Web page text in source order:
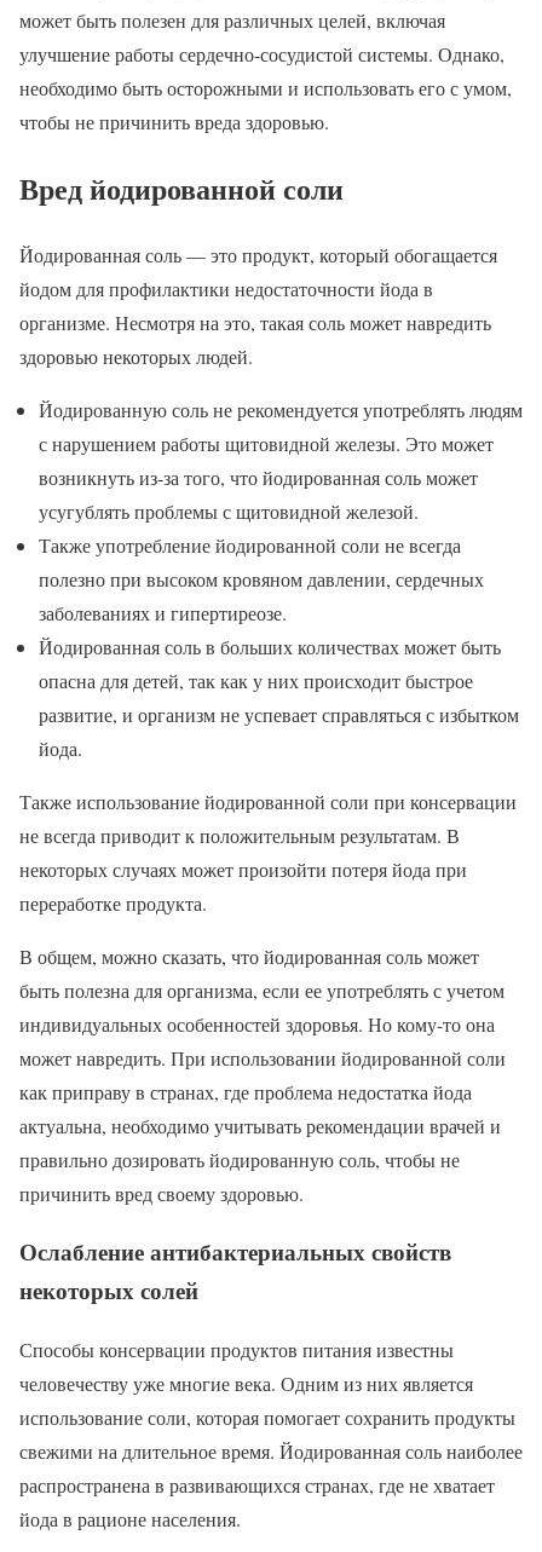
может быть полезен для различных целей, включая
улучшение работы сердечно-сосудистой системы. Однако,
необходимо быть осторожными и использовать его с умом,
чтобы не причинить вреда здоровью.
Вред йодированной соли
Йодированная соль — это продукт, который обогащается
йодом для профилактики недостаточности йода в
организме. Несмотря на это, такая соль может навредить
здоровью некоторых людей.
Йодированную соль не рекомендуется употреблять людям
с нарушением работы щитовидной железы. Это может
возникнуть из-за того, что йодированная соль может
усугублять проблемы с щитовидной железой.
Также употребление йодированной соли не всегда
полезно при высоком кровяном давлении, сердечных
заболеваниях и гипертиреозе.
Йодированная соль в больших количествах может быть
опасна для детей, так как у них происходит быстрое
развитие, и организм не успевает справляться с избытком
йода.
Также использование йодированной соли при консервации
не всегда приводит к положительным результатам. В
некоторых случаях может произойти потеря йода при
переработке продукта.
В общем, можно сказать, что йодированная соль может
быть полезна для организма, если ее употреблять с учетом
индивидуальных особенностей здоровья. Но кому-то она
может навредить. При использовании йодированной соли
как приправу в странах, где проблема недостатка йода
актуальна, необходимо учитывать рекомендации врачей и
правильно дозировать йодированную соль, чтобы не
причинить вред своему здоровью.
Ослабление антибактериальных свойств
некоторых солей
Способы консервации продуктов питания известны
человечеству уже многие века. Одним из них является
использование соли, которая помогает сохранить продукты
свежими на длительное время. Йодированная соль наиболее
распространена в развивающихся странах, где не хватает
йода в рационе населения.